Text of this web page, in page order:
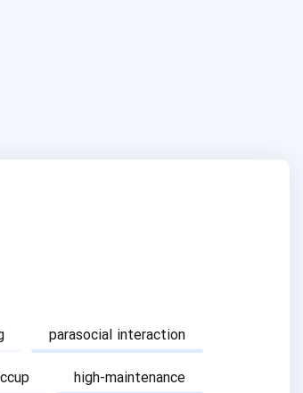
parasocial interaction
high-maintenance